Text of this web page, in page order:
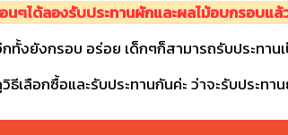
นๆได้ลองรับประทานผักและผลไม้อบกรอบแล้
ทั้งยังกรอบ อร่อย เด็กๆก็สามารถรับประทาน
ธีเลือกซื้อและรับประทานกันค่ะ ว่าจะรับประทา